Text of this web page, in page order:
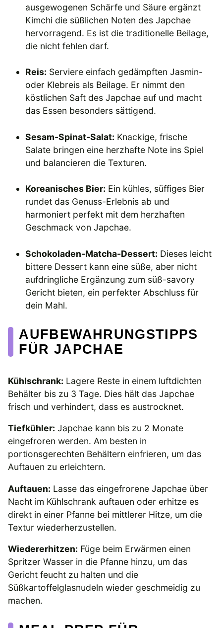
ausgewogenen Schärfe und Säure ergänzt
Kimchi die süßlichen Noten des Japchae
hervorragend. Es ist die traditionelle Beilage,
die nicht fehlen darf.
Reis: Serviere einfach gedämpften Jasmin-
oder Klebreis als Beilage. Er nimmt den
köstlichen Saft des Japchae auf und macht
das Essen besonders sättigend.
Sesam-Spinat-Salat: Knackige, frische
Salate bringen eine herzhafte Note ins Spiel
und balancieren die Texturen.
Koreanisches Bier: Ein kühles, süffiges Bier
rundet das Genuss-Erlebnis ab und
harmoniert perfekt mit dem herzhaften
Geschmack von Japchae.
Schokoladen-Matcha-Dessert: Dieses leicht
bittere Dessert kann eine süße, aber nicht
aufdringliche Ergänzung zum süß-savory
Gericht bieten, ein perfekter Abschluss für
dein Mahl.
AUFBEWAHRUNGSTIPPS
FÜR JAPCHAE
Kühlschrank: Lagere Reste in einem luftdichten
Behälter bis zu 3 Tage. Dies hält das Japchae
frisch und verhindert, dass es austrocknet.
Tiefkühler: Japchae kann bis zu 2 Monate
eingefroren werden. Am besten in
portionsgerechten Behältern einfrieren, um das
Auftauen zu erleichtern.
Auftauen: Lasse das eingefrorene Japchae über
Nacht im Kühlschrank auftauen oder erhitze es
direkt in einer Pfanne bei mittlerer Hitze, um die
Textur wiederherzustellen.
Wiedererhitzen: Füge beim Erwärmen einen
Spritzer Wasser in die Pfanne hinzu, um das
Gericht feucht zu halten und die
Süßkartoffelglasnudeln wieder geschmeidig zu
machen.